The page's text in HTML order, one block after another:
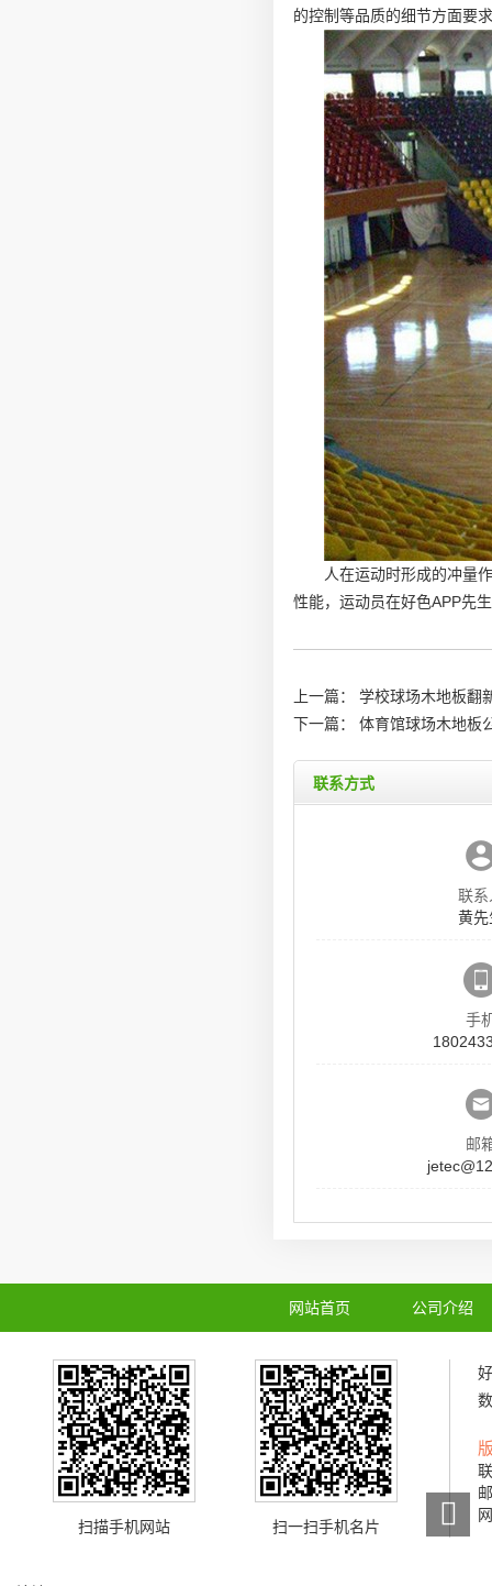
的控制等品质的细节方面要
人在运动时形成的冲量
性能，运动员在好色APP先
上一篇：
学校球场木地板翻
下一篇：
体育馆球场木地板
联系方式
联系
黄先
手
邮
网站首页 公司介绍
扫描手机网站 扫一扫手机名片